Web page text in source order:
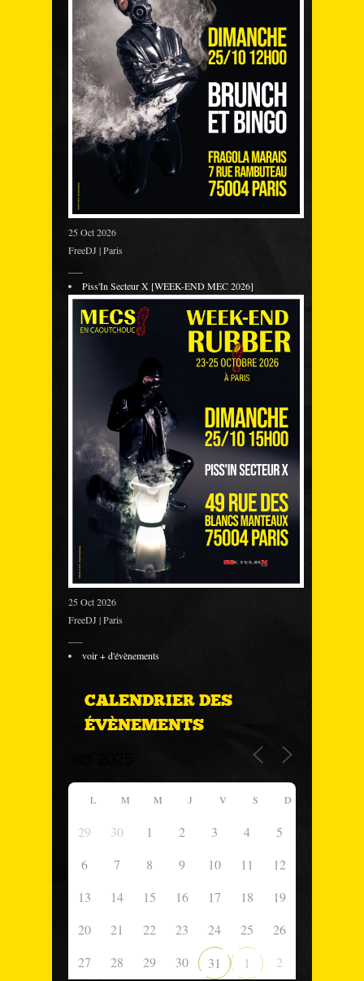
25 Oct 2026
FreeDJ | Paris
Piss'In Secteur X [WEEK-END MEC 2026]
25 Oct 2026
FreeDJ | Paris
voir + d'évènements
CALENDRIER DES
ÉVÈNEMENTS
L M M J V S D
29 30 1 2 3 4
5
6
7 8 9 10 11
12
13
14 15 16 17 18
19
20
21 22 23 24 25
26
27
28 29 30 31 1 2